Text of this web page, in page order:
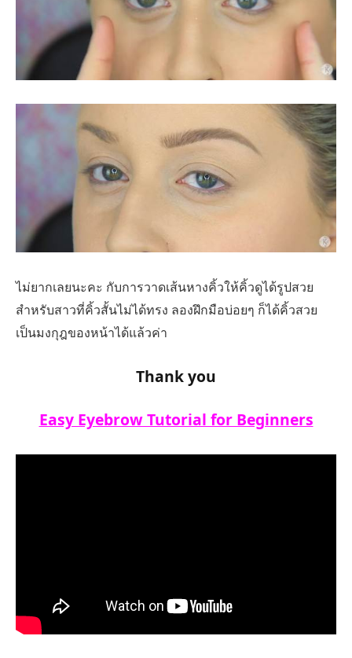
ไม่ยากเลยนะคะ กับการวาดเส้นหางคิ้วให้คิ้วดูได้รูปสวย
สำหรับสาวที่คิ้วสั้นไม่ได้ทรง ลองฝึกมือบ่อยๆ ก็ได้คิ้วสวย
เป็นมงกุฎของหน้าได้แล้วค่า
Thank you
Easy Eyebrow Tutorial for Beginners